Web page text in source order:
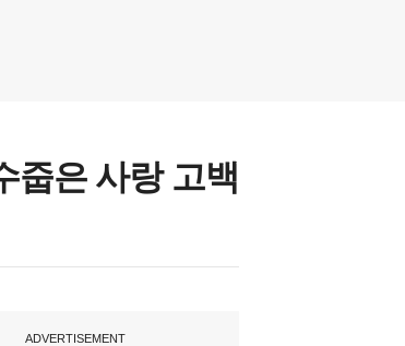
줍은 사랑 고백
ADVERTISEMENT